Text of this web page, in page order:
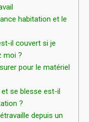
habitation et le
il couvert si je
moi ?
pour le matériel
se blesse est-il
?
depuis un